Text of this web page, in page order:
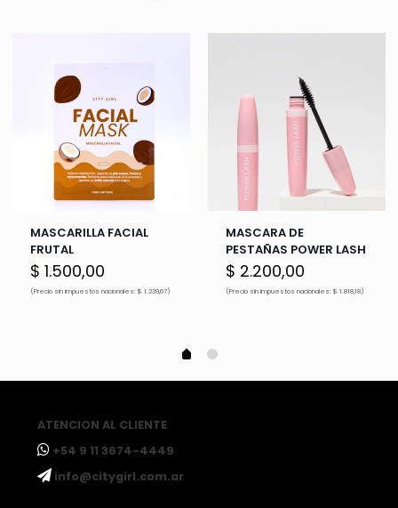
MASCARILLA FACIAL
FRUTAL
$ 1.500,00
(Precio sin impuestos nacionales: $ 1.239,67)
MASCARA DE
PESTAÑAS POWER LASH
$ 2.200,00
(Precio sin impuestos nacionales: $ 1.818,18)
ATENCION AL CLIENTE
ㅤ+54 9 11 3674-4449
ㅤinfo@citygirl.com.ar